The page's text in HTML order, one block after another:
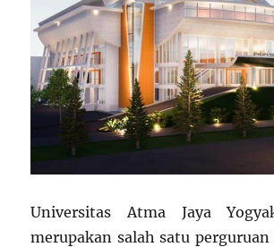
Universitas Atma Jaya
merupakan salah satu